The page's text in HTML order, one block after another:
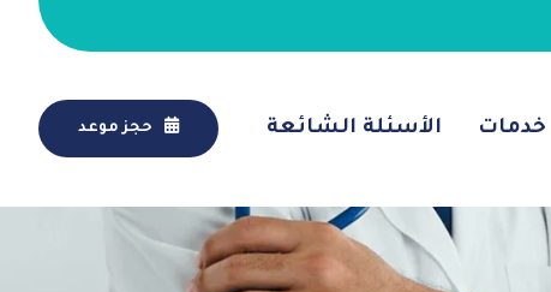
حجز موعد خدمات الأسئلة الشائعة